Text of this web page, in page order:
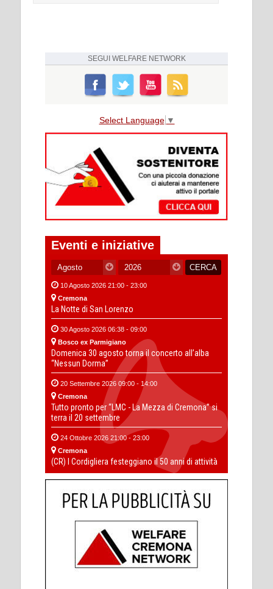
SEGUI WELFARE NETWORK
Select Language ▼
Eventi e iniziative
10 Agosto 2026 21:00 - 23:00
Cremona
La Notte di San Lorenzo
30 Agosto 2026 06:38 - 09:00
Bosco ex Parmigiano
Domenica 30 agosto torna il concerto all’alba
“Nessun Dorma”
20 Settembre 2026 09:00 - 14:00
Cremona
Tutto pronto per “LMC - La Mezza di Cremona” si
terra il 20 settembre
24 Ottobre 2026 21:00 - 23:00
Cremona
(CR) I Cordigliera festeggiano il 50 anni di attività